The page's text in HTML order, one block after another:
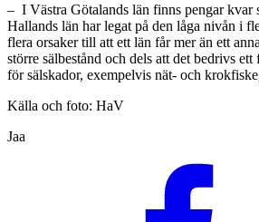
– I Västra Götalands län finns pengar kvar
Hallands län har legat på den låga nivån i
flera orsaker till att ett län får mer än ett
större sälbestånd och dels att det bedrivs
för sälskador, exempelvis nät- och
Källa och foto: HaV
Jaa